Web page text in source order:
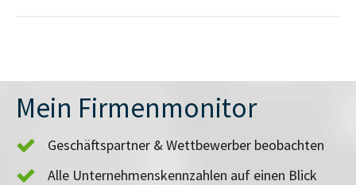
Mein Firmenmonitor
Geschäftspartner & Wettbewerber beobachten
Alle Unternehmenskennzahlen auf einen Blick